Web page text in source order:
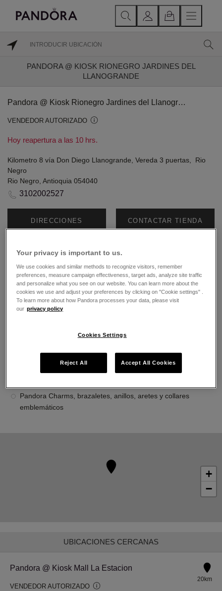
PANDORA @ KIOSK RIONEGRO JARDINES DEL
LLANOGRANDE
Pandora @ Kiosk Rionegro Jardines del Llanogrande
VENDEDOR AUTORIZADO
Hoy reapertura a las 10 hrs.
Kilometro 8 vía Don Diego Llanogrande, Vereda 3 puertas, Rio
Negro
Rio Negro, Antioquia 054040
3102002527
DIRECCIONES CONTACTAR TIENDA
El horario de apertura
Lunes 10:00
Martes
10:00-20:00
Miércoles
10:00-20:00
Jueves
10:00-20:00
Viernes
10:00
Joyería contemporánea acabada a mano
La más alta calidad de oro 14K, plata esterlina y metales
Pandora Charms, brazaletes, anillos, aretes y collares
emblemáticos
+
−
UBICACIONES CERCANAS
Pandora @ Kiosk Mall La Estacion
VENDEDOR AUTORIZADO
20km
Your privacy is important to us.
We use cookies and similar methods to recognize visitors, remember
preferences, measure campaign effectiveness, target ads, analyze site traffic
and personalize what you see on our website. You can learn more about the
cookies we use and adjust your preferences by clicking on "Cookie settings" .
To learn more about how Pandora processes your data, please visit
our privacy policy
Cookies Settings
Reject All Accept All Cookies